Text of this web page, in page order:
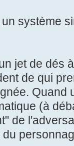
système
jet de dés
de qui
Quand
(à
de